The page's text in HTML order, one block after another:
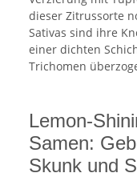
dieser Zitrussorte
Sativas sind ihre
einer dichten
Trichomen
Lemon-
Samen:
Skunk und